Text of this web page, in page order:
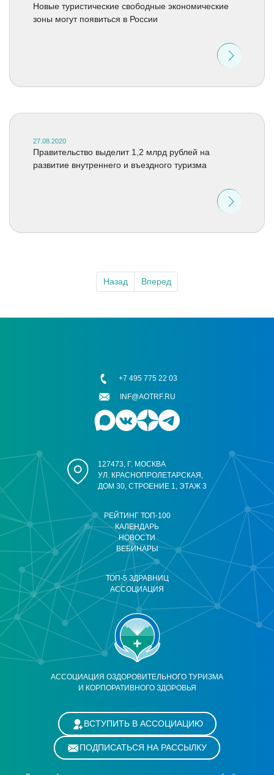
Новые туристические свободные экономические
зоны могут появиться в России
27.08.2020
Правительство выделит 1,2 млрд рублей на
развитие внутреннего и въездного туризма
Назад Вперед
АССОЦИАЦИЯ ОЗДОРОВИТЕЛЬНОГО ТУРИЗМА
И КОРПОРАТИВНОГО ЗДОРОВЬЯ
РЕЙТИНГ ТОП-100
КАЛЕНДАРЬ
НОВОСТИ
ВЕБИНАРЫ
ТОП-5 ЗДРАВНИЦ
АССОЦИАЦИЯ
127473, Г. МОСКВА
УЛ. КРАСНОПРОЛЕТАРСКАЯ,
ДОМ 30, СТРОЕНИЕ 1, ЭТАЖ 3
+7 495 775 22 03
INF@AOTRF.RU
ВСТУПИТЬ В АССОЦИАЦИЮ
ПОДПИСАТЬСЯ НА РАССЫЛКУ